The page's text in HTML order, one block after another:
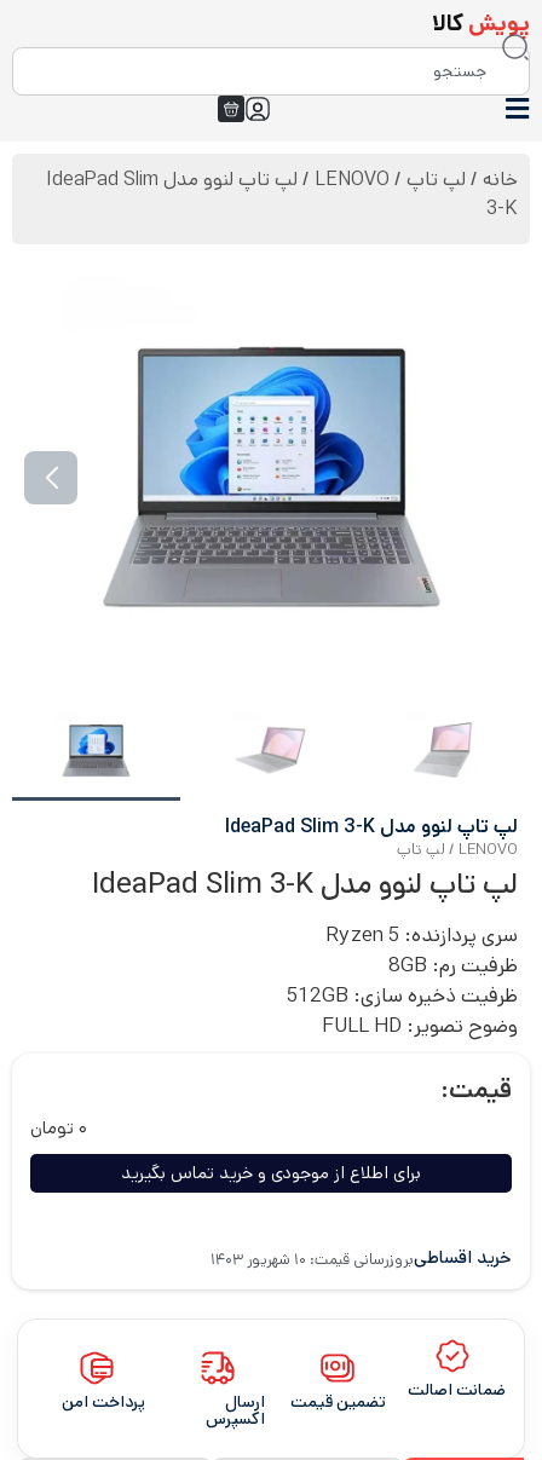
پویشکالا
خانه / لپ تاپ /
LENOVO
/ لپ تاپ لنوو مدل IdeaPad Slim
3-K
لپ تاپ لنوو مدل IdeaPad Slim 3-K
LENOVO
/ لپ تاپ
لپ تاپ لنوو مدل IdeaPad Slim 3-K
سری پردازنده: Ryzen 5
ظرفیت رم: 8 GB
ظرفیت ذخیره سازی: 512GB
وضوح تصویر: FULL HD
قیمت:
۰ تومان
برای اطلاع از موجودی و خرید تماس بگیرید
خرید اقساطیبروزرسانی قیمت: ۱۰ شهریور ۱۴۰۳
ضمانت اصالت تضمین قیمت ارسال
اکسپرس
پرداخت امن